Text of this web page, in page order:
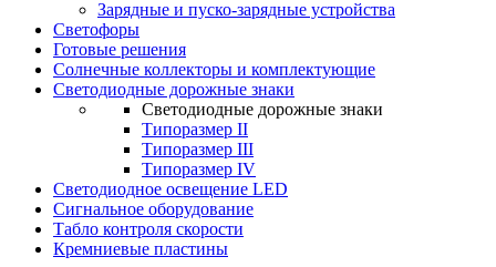
Зарядные и пуско-зарядные устройства
Светофоры
Готовые решения
Солнечные коллекторы и комплектующие
Светодиодные дорожные знаки
Светодиодные дорожные знаки
Типоразмер II
Типоразмер III
Типоразмер IV
Светодиодное освещение LED
Сигнальное оборудование
Табло контроля скорости
Кремниевые пластины